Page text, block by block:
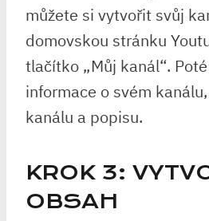
můžete si vytvořit svůj
domovskou stránku
tlačítko „Můj kanál“.
informace o svém
kanálu a popisu.
KROK 3:
OBSAH